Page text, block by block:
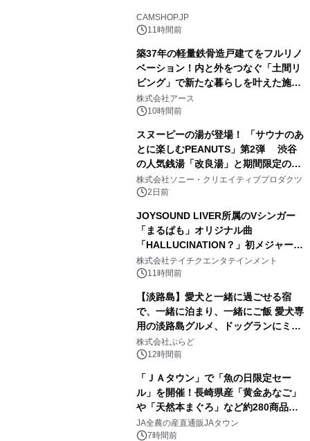
CAMSHOP.JP
11時間前
築37年の軽量鉄骨造戸建てをフルリノ
ベーション！内と外をつなぐ「土間リ
ビング」で新たな暮らしを叶えた施工
事例を株式会社アースが公開
株式会社アース
10時間前
スヌーピーの湯が登場！ 「サウナのあ
とに楽しむPEANUTS」第2弾 渋谷
の人気銭湯「改良湯」と期間限定のコ
ラボレーション サウナイキタイコラ
ボグッズも発売決定！
株式会社ソニー・クリエイティブプロダクツ
2日前
JOYSOUND LIVER所属のVシンガー
「まるぱも」オリジナル曲
「HALLUCINATION？」初メジャー配
信リリース決定！
株式会社テイチクエンタテインメント
11時間前
【淡路島】愛犬と一緒に過ごせる宿
で、一緒に泊まり、一緒にご飯 愛犬専
用の淡路島グルメ、ドッグランにミニ
プール グランピングとトレーラーハウ
スの2施設で
株式会社ぷらど
12時間前
「ＪＡタウン」で「魚の日限定セー
ル」を開催！長崎県産「黄金あなご」
や「天然本まぐろ」など約280商品を
販売！～毎月１０日の定例企画～
JA全農の産直通販JAタウン
7時間前